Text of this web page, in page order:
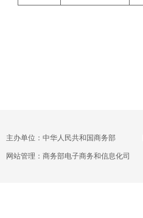
主办单位：中华人民共和国商务部
网站管理：商务部电子商务和信息化司